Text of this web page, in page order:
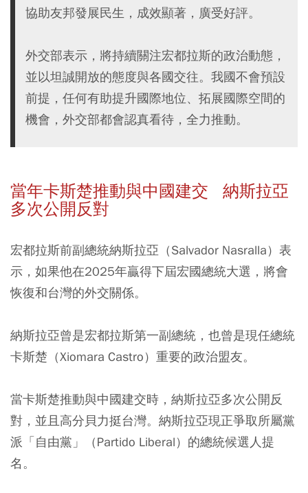
協助友邦發展民生，成效顯著，廣受好評。
外交部表示，將持續關注宏都拉斯的政治動態，
並以坦誠開放的態度與各國交往。我國不會預設
前提，任何有助提升國際地位、拓展國際空間的
機會，外交部都會認真看待，全力推動。
當年卡斯楚推動與中國建交 納斯拉亞
多次公開反對
宏都拉斯前副總統納斯拉亞（Salvador Nasralla）表
示，如果他在2025年贏得下屆宏國總統大選，將會
恢復和台灣的外交關係。
納斯拉亞曾是宏都拉斯第一副總統，也曾是現任總統
卡斯楚（Xiomara Castro）重要的政治盟友。
當卡斯楚推動與中國建交時，納斯拉亞多次公開反
對，並且高分貝力挺台灣。納斯拉亞現正爭取所屬黨
派「自由黨」（Partido Liberal）的總統候選人提
名。